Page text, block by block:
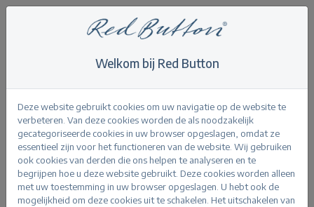
> Colette bleach denim
Terug
Colette bleach denim
Welkom bij Red Button
Deze website gebruikt cookies om uw navigatie op de website te
verbeteren. Van deze cookies worden de als noodzakelijk
gecategoriseerde cookies in uw browser opgeslagen, omdat ze
essentieel zijn voor het functioneren van de website. Wij gebruiken
ook cookies van derden die ons helpen te analyseren en te
begrijpen hoe u deze website gebruikt. Deze cookies worden alleen
met uw toestemming in uw browser opgeslagen. U hebt ook de
mogelijkheid om deze cookies uit te schakelen. Het uitschakelen van